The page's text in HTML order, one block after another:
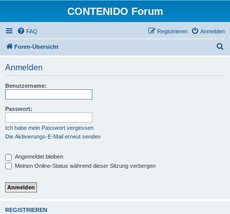
CONTENIDO Forum
FAQ Anmelden
Registrieren
Foren-Übersicht
Anmelden
Benutzername:
Passwort:
Ich habe mein Passwort vergessen
Die Aktivierungs-E-Mail erneut senden
Angemeldet bleiben
Meinen Online-Status während dieser Sitzung verbergen
REGISTRIEREN